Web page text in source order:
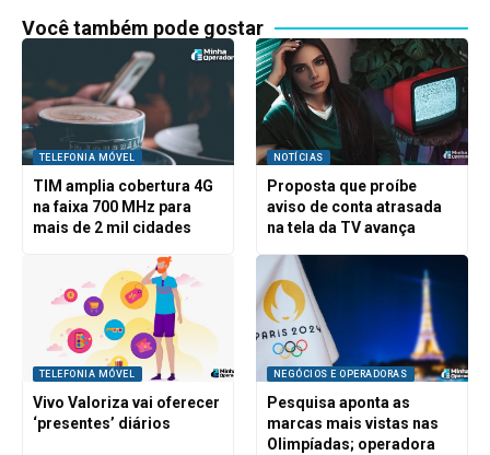
Você também pode gostar
TELEFONIA MÓVEL
TIM amplia cobertura 4G
na faixa 700 MHz para
mais de 2 mil cidades
NOTÍCIAS
Proposta que proíbe
aviso de conta atrasada
na tela da TV avança
TELEFONIA MÓVEL
Vivo Valoriza vai oferecer
‘presentes’ diários
NEGÓCIOS E OPERADORAS
Pesquisa aponta as
marcas mais vistas nas
Olimpíadas; operadora